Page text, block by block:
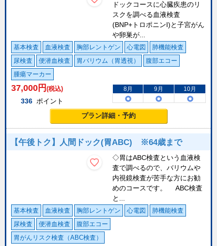
ドックコースに心臓疾患のリ
スクを調べる血液検査
(BNP+トロポニンI)と子宮がん
や卵巣が...
基本検査 血液検査 胸部レントゲン 心電図
肺機能検査
尿検査
便潜血検査 胃バリウム（胃透視）
腹部エコー
腫瘍マーカー
37,000 円 (税込)
336 ポイント
8月 9月 10月
プラン詳細・予約
【午後トク】人間ドック(胃ABC) ※64歳まで
◇胃はABC検査という血液検
査で調べるので、バリウムや
内視鏡検査が苦手な方にお勧
めのコースです。 ABC検査
と...
基本検査 血液検査 胸部レントゲン 心電図
肺機能検査
尿検査
便潜血検査
腹部エコー
胃がんリスク検査（ABC検査）